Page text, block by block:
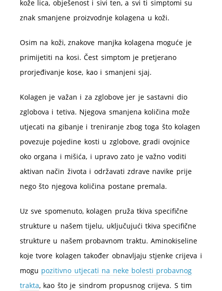
kože lica, obješenost i sivi ten, a svi ti simptomi su
znak smanjene proizvodnje kolagena u koži.
Osim na koži, znakove manjka kolagena moguće je
primijetiti na kosi. Čest simptom je pretjerano
prorjeđivanje kose, kao i smanjeni sjaj.
Kolagen je važan i za zglobove jer je sastavni dio
zglobova i tetiva. Njegova smanjena količina može
utjecati na gibanje i treniranje zbog toga što kolagen
povezuje pojedine kosti u zglobove, gradi ovojnice
oko organa i mišića, i upravo zato je važno voditi
aktivan način života i održavati zdrave navike prije
nego što njegova količina postane premala.
Uz sve spomenuto, kolagen pruža tkiva specifične
strukture u našem tijelu, uključujući tkiva specifične
strukture u našem probavnom traktu. Aminokiseline
koje tvore kolagen također obnavljaju stjenke crijeva i
mogu pozitivno utjecati na neke bolesti probavnog
trakta, kao što je sindrom propusnog crijeva. S tim